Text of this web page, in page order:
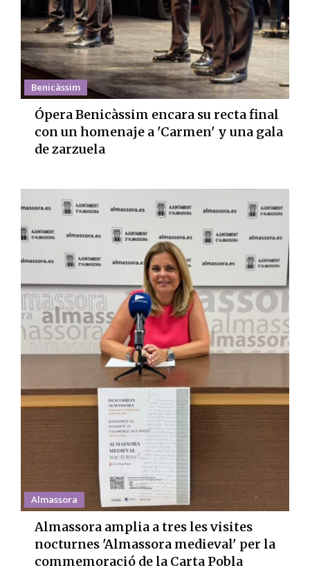
Benicàssim
Ópera Benicàssim encara su recta final
con un homenaje a 'Carmen' y una gala
de zarzuela
Almassora
Almassora amplia a tres les visites
nocturnes 'Almassora medieval' per la
commemoració de la Carta Pobla